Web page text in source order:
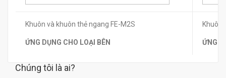
Khuôn và khuôn thẻ ngang FE-M2S
ỨNG DỤNG CHO LOẠI BÊN
Khuôn
ỨNG
Chúng tôi là ai?